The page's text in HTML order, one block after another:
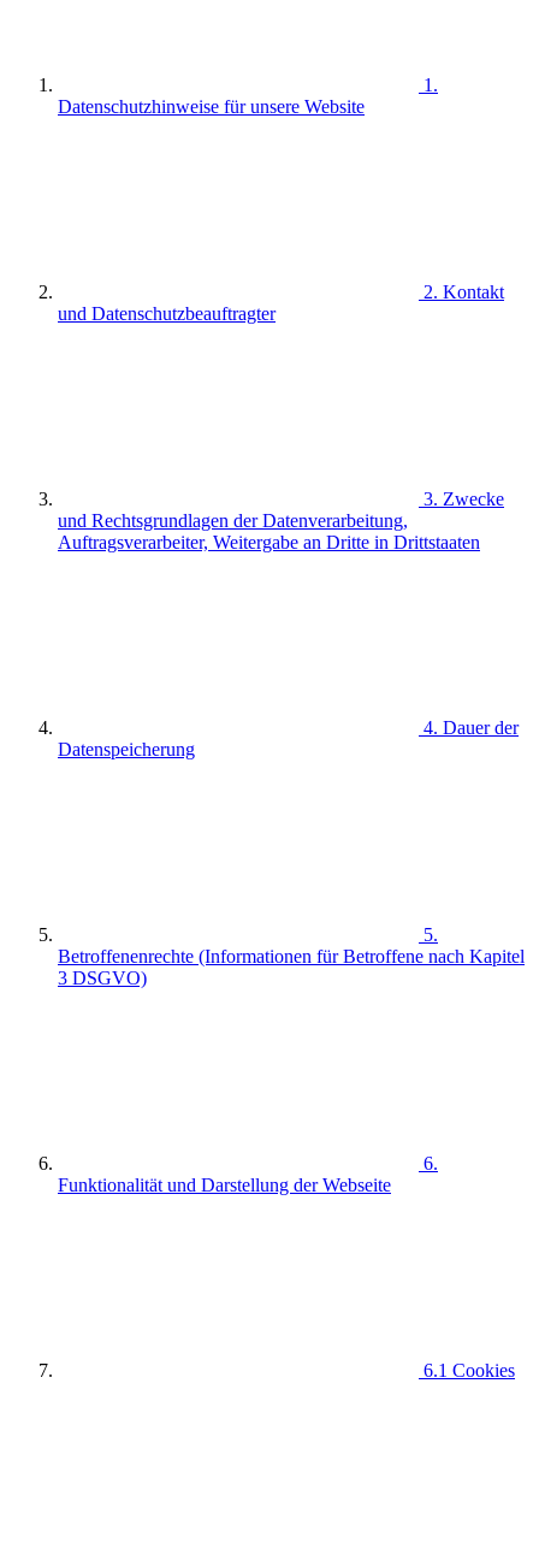
1.
Datenschutzhinweise für unsere Website
2. Kontakt
und Datenschutzbeauftragter
3. Zwecke
und Rechtsgrundlagen der Datenverarbeitung,
Auftragsverarbeiter, Weitergabe an Dritte in Drittstaaten
4. Dauer der
Datenspeicherung
5.
Betroffenenrechte (Informationen für Betroffene nach Kapitel
3 DSGVO)
6.
Funktionalität und Darstellung der Webseite
6.1 Cookies